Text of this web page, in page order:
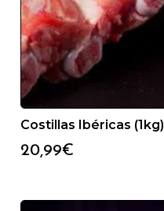
Costillas Ibéricas (1kg)
20,99€